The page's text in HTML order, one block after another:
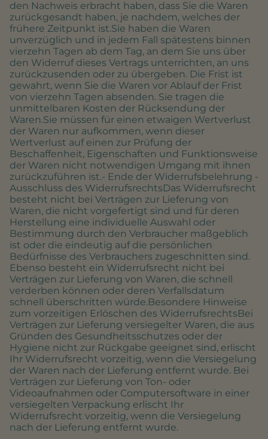
den Nachweis erbracht haben, dass Sie die Waren
zurückgesandt haben, je nachdem, welches der
frühere Zeitpunkt ist.Sie haben die Waren
unverzüglich und in jedem Fall spätestens binnen
vierzehn Tagen ab dem Tag, an dem Sie uns über
den Widerruf dieses Vertrags unterrichten, an uns
zurückzusenden oder zu übergeben. Die Frist ist
gewahrt, wenn Sie die Waren vor Ablauf der Frist
von vierzehn Tagen absenden. Sie tragen die
unmittelbaren Kosten der Rücksendung der
Waren.Sie müssen für einen etwaigen Wertverlust
der Waren nur aufkommen, wenn dieser
Wertverlust auf einen zur Prüfung der
Beschaffenheit, Eigenschaften und Funktionsweise
der Waren nicht notwendigen Umgang mit ihnen
zurückzuführen ist.- Ende der Widerrufsbelehrung -
Ausschluss des WiderrufsrechtsDas Widerrufsrecht
besteht nicht bei Verträgen zur Lieferung von
Waren, die nicht vorgefertigt sind und für deren
Herstellung eine individuelle Auswahl oder
Bestimmung durch den Verbraucher maßgeblich
ist oder die eindeutig auf die persönlichen
Bedürfnisse des Verbrauchers zugeschnitten sind.
Ebenso besteht ein Widerrufsrecht nicht bei
Verträgen zur Lieferung von Waren, die schnell
verderben können oder deren Verfallsdatum
schnell überschritten würde.Besondere Hinweise
zum vorzeitigen Erlöschen des WiderrufsrechtsBei
Verträgen zur Lieferung versiegelter Waren, die aus
Gründen des Gesundheitsschutzes oder der
Hygiene nicht zur Rückgabe geeignet sind, erlischt
Ihr Widerrufsrecht vorzeitig, wenn die Versiegelung
der Waren nach der Lieferung entfernt wurde. Bei
Verträgen zur Lieferung von Ton- oder
Videoaufnahmen oder Computersoftware in einer
versiegelten Verpackung erlischt Ihr
Widerrufsrecht vorzeitig, wenn die Versiegelung
nach der Lieferung entfernt wurde.